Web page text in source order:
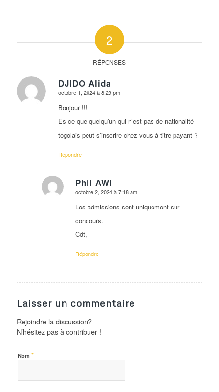
2
RÉPONSES
DJIDO Alida
dit
octobre 1, 2024 à 8:29 pm
Bonjour !!!
Es-ce que quelqu’un qui n’est pas de nationalité
togolais peut s’inscrire chez vous à titre payant ?
Répondre
Phil AWI
dit
octobre 2, 2024 à 7:18 am
Les admissions sont uniquement sur
concours.
Cdt,
Répondre
Laisser un commentaire
Rejoindre la discussion?
N’hésitez pas à contribuer !
Nom *